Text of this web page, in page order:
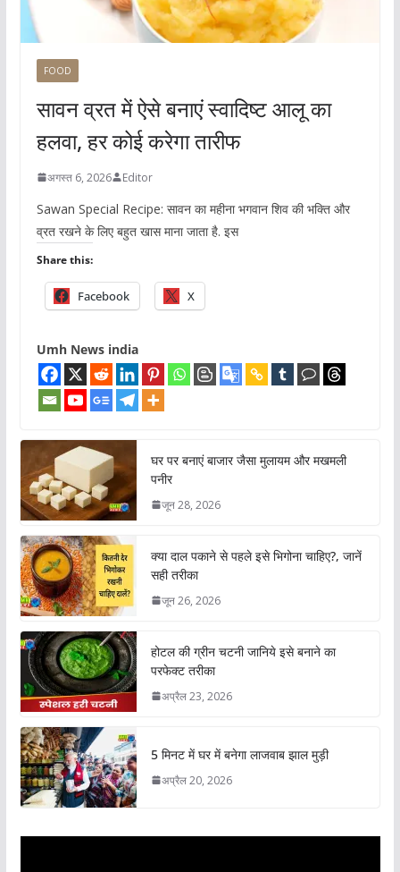
FOOD
सावन व्रत में ऐसे बनाएं स्वादिष्ट आलू का
हलवा, हर कोई करेगा तारीफ
अगस्त 6, 2026 Editor
Sawan Special Recipe: सावन का महीना भगवान शिव की भक्ति और
व्रत रखने के लिए बहुत खास माना जाता है. इस
Share this:
Facebook X
Umh News india
घर पर बनाएं बाजार जैसा मुलायम और मखमली
पनीर
जून 28, 2026
क्या दाल पकाने से पहले इसे भिगोना चाहिए?, जानें
सही तरीका
जून 26, 2026
होटल की ग्रीन चटनी जानिये इसे बनाने का
परफेक्ट तरीका
अप्रैल 23, 2026
5 मिनट में घर में बनेगा लाजवाब झाल मुड़ी
अप्रैल 20, 2026